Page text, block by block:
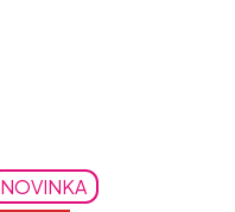
NOVINKA